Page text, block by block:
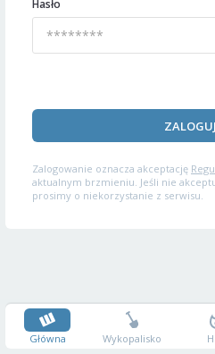
Hasło
Zalogowanie oznacza akceptację
aktualnym brzmieniu. Jeśli nie
prosimy o niekorzystanie z serwisu.
Główna Wykopalisko